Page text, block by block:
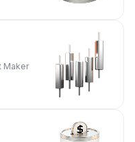
Maker